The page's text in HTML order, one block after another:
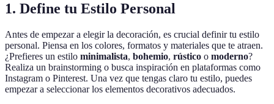
1. Define tu Estilo Personal
Antes de empezar a elegir la decoración, es crucial definir tu estilo
personal. Piensa en los colores, formatos y materiales que te atraen.
¿Prefieres un estilo minimalista, bohemio, rústico o moderno?
Realiza un brainstorming o busca inspiración en plataformas como
Instagram o Pinterest. Una vez que tengas claro tu estilo, puedes
empezar a seleccionar los elementos decorativos adecuados.